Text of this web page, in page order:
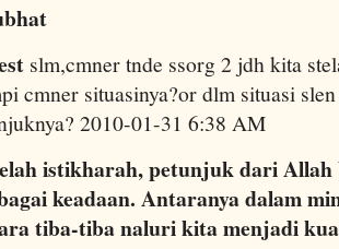
slm,cmner tnde ssorg 2 jdh kita
cmner situasinya?or dlm situasi
2010-01-31 6:38 AM
istikharah, petunjuk dari Allah
keadaan. Antaranya dalam
tiba-tiba naluri kita menjadi